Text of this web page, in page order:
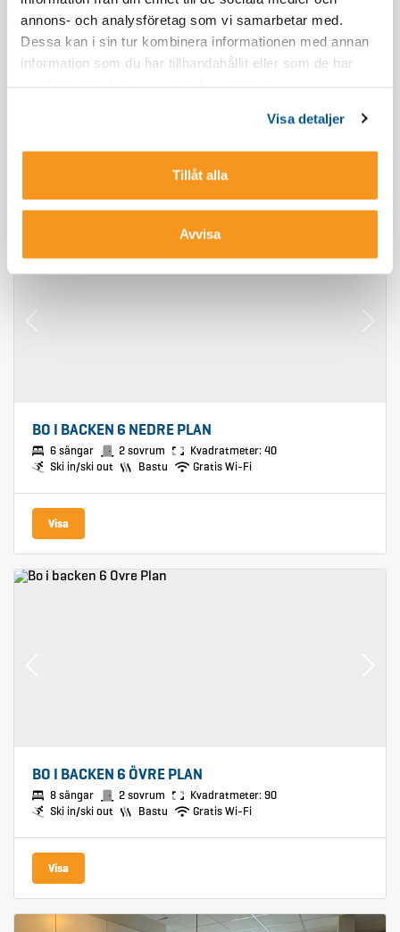
annons- och analysföretag som vi samarbetar med.
Dessa kan i sin tur kombinera informationen med annan
information som du har tillhandahållit eller som de har
Visa detaljer
Tillåt alla
Avvisa
BO I BACKEN 6 NEDRE PLAN
6 sängar 2 sovrum
Kvadratmeter: 40
Ski in/ski out
Bastu Gratis Wi-Fi
Visa
BO I BACKEN 6 ÖVRE PLAN
8 sängar 2 sovrum
Kvadratmeter: 90
Ski in/ski out
Bastu Gratis Wi-Fi
Visa